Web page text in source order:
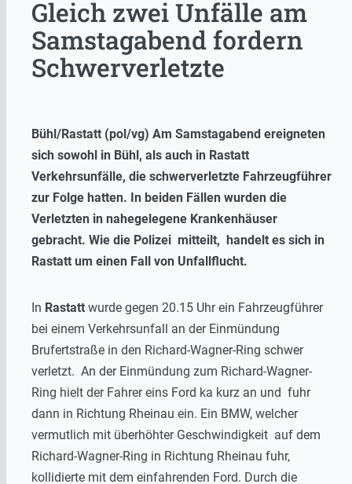
Gleich zwei Unfälle am
Samstagabend fordern
Schwerverletzte
Bühl/Rastatt (pol/vg) Am Samstagabend ereigneten
sich sowohl in Bühl, als auch in Rastatt
Verkehrsunfälle, die schwerverletzte Fahrzeugführer
zur Folge hatten. In beiden Fällen wurden die
Verletzten in nahegelegene Krankenhäuser
gebracht. Wie die Polizei mitteilt, handelt es sich in
Rastatt um einen Fall von Unfallflucht.
In Rastatt wurde gegen 20.15 Uhr ein Fahrzeugführer
bei einem Verkehrsunfall an der Einmündung
Brufertstraße in den Richard-Wagner-Ring schwer
verletzt. An der Einmündung zum Richard-Wagner-
Ring hielt der Fahrer eins Ford ka kurz an und fuhr
dann in Richtung Rheinau ein. Ein BMW, welcher
vermutlich mit überhöhter Geschwindigkeit auf dem
Richard-Wagner-Ring in Richtung Rheinau fuhr,
kollidierte mit dem einfahrenden Ford. Durch die